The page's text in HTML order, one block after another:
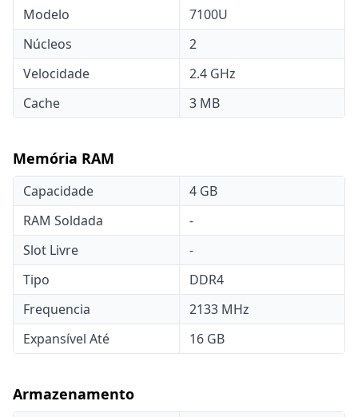
Modelo
7100U
Núcleos
2
Velocidade
2.4 GHz
Cache
3 MB
Memória RAM
Capacidade
4 GB
RAM Soldada
-
Slot Livre
-
Tipo
DDR4
Frequencia
2133 MHz
Expansível Até
16 GB
Armazenamento